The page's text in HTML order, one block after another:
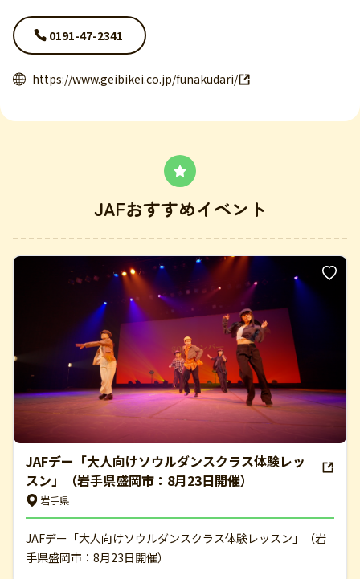
0191-47-2341
https://www.geibikei.co.jp/funakudari/
JAFおすすめイベント
JAFデー「大人向けソウルダンスクラス体験レッ
スン」（岩手県盛岡市：8月23日開催）
岩手県
JAFデー「大人向けソウルダンスクラス体験レッスン」（岩
手県盛岡市：8月23日開催）